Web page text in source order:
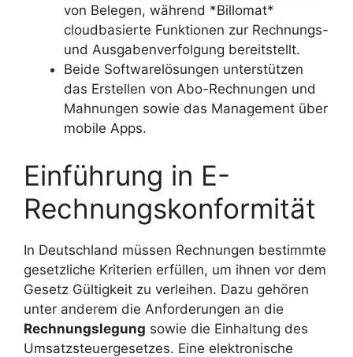
von Belegen, während *Billomat*
cloudbasierte Funktionen zur Rechnungs-
und Ausgabenverfolgung bereitstellt.
Beide Softwarelösungen unterstützen
das Erstellen von Abo-Rechnungen und
Mahnungen sowie das Management über
mobile Apps.
Einführung in E-
Rechnungskonformität
In Deutschland müssen Rechnungen bestimmte
gesetzliche Kriterien erfüllen, um ihnen vor dem
Gesetz Gültigkeit zu verleihen. Dazu gehören
unter anderem die Anforderungen an die
Rechnungslegung sowie die Einhaltung des
Umsatzsteuergesetzes. Eine elektronische